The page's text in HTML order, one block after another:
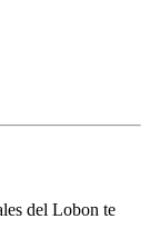
del Lobon te